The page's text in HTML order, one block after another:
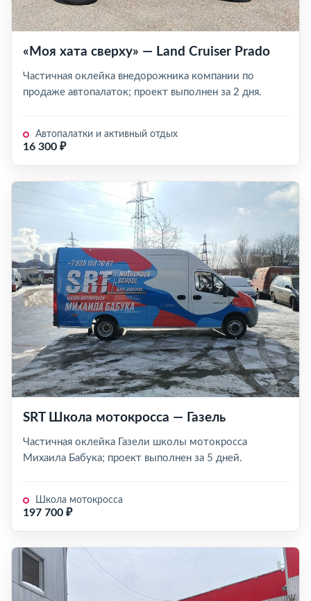
«Моя хата сверху» — Land Cruiser Prado
Частичная оклейка внедорожника компании по
продаже автопалаток; проект выполнен за 2 дня.
Автопалатки и активный отдых
16 300 ₽
SRT Школа мотокросса — Газель
Частичная оклейка Газели школы мотокросса
Михаила Бабука; проект выполнен за 5 дней.
Школа мотокросса
197 700 ₽